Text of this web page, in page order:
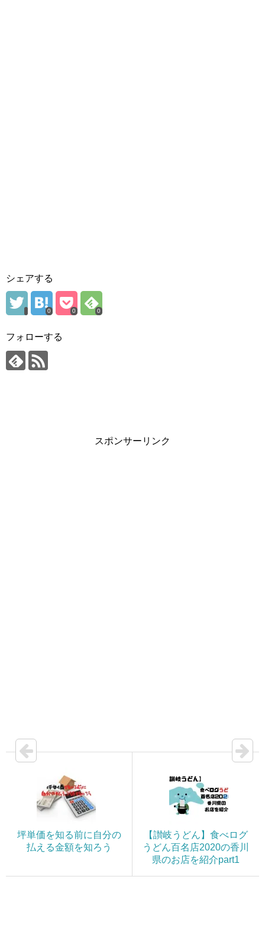
シェアする
0 0 0
フォローする
スポンサーリンク
坪単価を知る前に自分の
払える金額を知ろう
【讃岐うどん】食べログ
うどん百名店2020の香川
県のお店を紹介part1